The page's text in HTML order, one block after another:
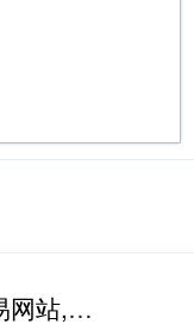
配资炒股交易网站,配资炒股网站如何选择适合自己的配资平台